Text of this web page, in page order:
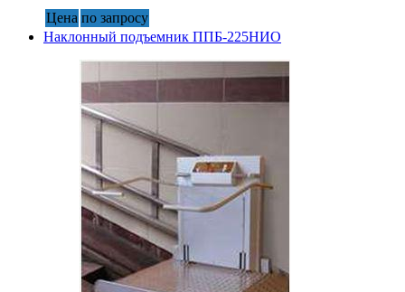
Цена по запросу
Наклонный подъемник ППБ-225НИО